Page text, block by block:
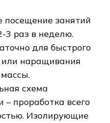
посещение занятий
3 раз в неделю.
для быстрого
или наращивания
схема
– проработка всего
Изолирующие